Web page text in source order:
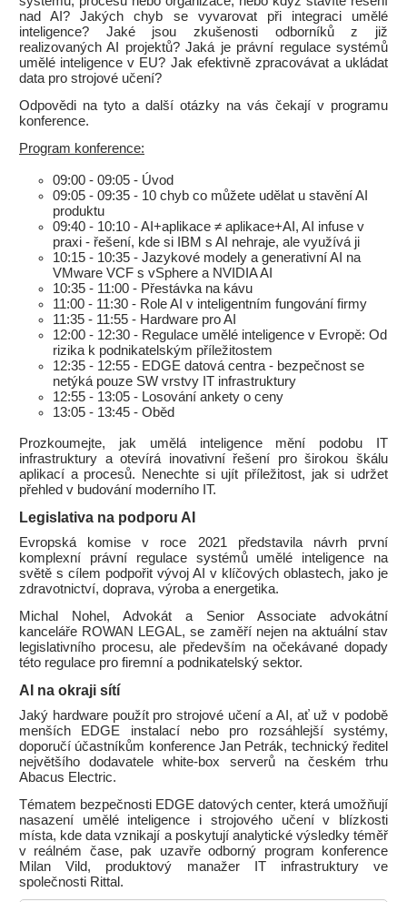
nad AI? Jakých chyb se vyvarovat při integraci umělé
inteligence? Jaké jsou zkušenosti odborníků z již
realizovaných AI projektů? Jaká je právní regulace systémů
umělé inteligence v EU? Jak efektivně zpracovávat a ukládat
data pro strojové učení?
Odpovědi na tyto a další otázky na vás čekají v programu
konference.
Program konference:
09:00 - 09:05 - Úvod
09:05 - 09:35 - 10 chyb co můžete udělat u stavění AI
produktu
09:40 - 10:10 - AI+aplikace ≠ aplikace+AI, AI infuse v
praxi - řešení, kde si IBM s AI nehraje, ale využívá ji
10:15 - 10:35 - Jazykové modely a generativní AI na
VMware VCF s vSphere a NVIDIA AI
10:35 - 11:00 - Přestávka na kávu
11:00 - 11:30 - Role AI v inteligentním fungování firmy
11:35 - 11:55 - Hardware pro AI
12:00 - 12:30 - Regulace umělé inteligence v Evropě: Od
rizika k podnikatelským příležitostem
12:35 - 12:55 - EDGE datová centra - bezpečnost se
netýká pouze SW vrstvy IT infrastruktury
12:55 - 13:05 - Losování ankety o ceny
13:05 - 13:45 - Oběd
Prozkoumejte, jak umělá inteligence mění podobu IT
infrastruktury a otevírá inovativní řešení pro širokou škálu
aplikací a procesů. Nenechte si ujít příležitost, jak si udržet
přehled v budování moderního IT.
Legislativa na podporu AI
Evropská komise v roce 2021 představila návrh první
komplexní právní regulace systémů umělé inteligence na
světě s cílem podpořit vývoj AI v klíčových oblastech, jako je
zdravotnictví, doprava, výroba a energetika.
Michal Nohel, Advokát a Senior Associate advokátní
kanceláře ROWAN LEGAL, se zaměří nejen na aktuální stav
legislativního procesu, ale především na očekávané dopady
této regulace pro firemní a podnikatelský sektor.
AI na okraji sítí
Jaký hardware použít pro strojové učení a AI, ať už v podobě
menších EDGE instalací nebo pro rozsáhlejší systémy,
doporučí účastníkům konference Jan Petrák, technický ředitel
největšího dodavatele white-box serverů na českém trhu
Abacus Electric.
Tématem bezpečnosti EDGE datových center, která umožňují
nasazení umělé inteligence i strojového učení v blízkosti
místa, kde data vznikají a poskytují analytické výsledky téměř
v reálném čase, pak uzavře odborný program konference
Milan Vild, produktový manažer IT infrastruktury ve
společnosti Rittal.